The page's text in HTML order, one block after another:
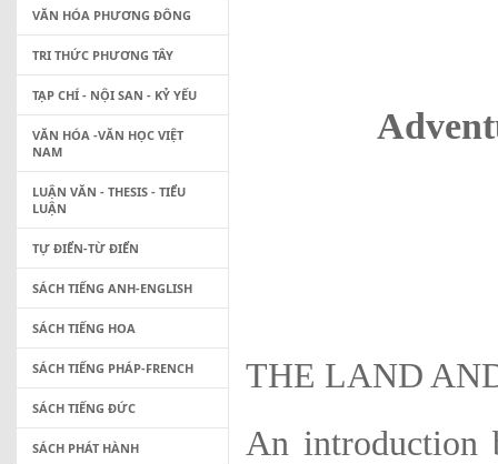
THE LAND
An introduction
VĂN HÓA PHƯƠNG ĐÔNG
TRI THỨC PHƯƠNG TÂY
TẠP CHÍ - NỘI SAN - KỶ YẾU
VĂN HÓA -VĂN HỌC VIỆT
NAM
LUẬN VĂN - THESIS - TIỂU
LUẬN
TỰ ĐIỂN-TỪ ĐIỂN
SÁCH TIẾNG ANH-ENGLISH
SÁCH TIẾNG HOA
SÁCH TIẾNG PHÁP-FRENCH
SÁCH TIẾNG ĐỨC
SÁCH PHÁT HÀNH